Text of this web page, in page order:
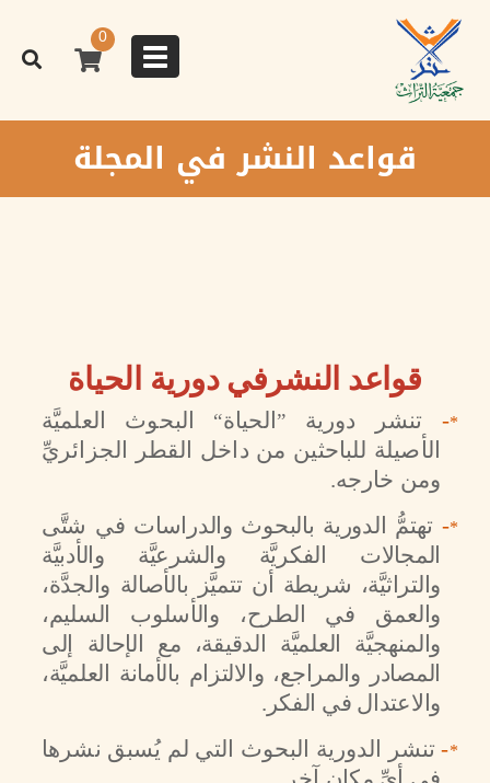
المحتوى
الرئيسي
Toggle
navigation
0
قواعد النشر في المجلة
قواعد النشرفي دورية الحياة
*
- تنشر دورية ” الحياة“ البحوث العلميَّة
الأصيلة للباحثين من داخل القطر الجزائريِّ
ومن خارجه.
*
- تهتمُّ الدورية بالبحوث والدراسات في شتَّى
المجالات الفكريَّة والشرعيَّة والأدبيَّة
والتراثيَّة، شريطة أن تتميَّز بالأصالة والجدَّة،
والعمق في الطرح، والأسلوب السليم،
والمنهجيَّة العلميَّة الدقيقة، مع الإحالة إلى
المصادر والمراجع، والالتزام بالأمانة العلميَّة،
والاعتدال في الفكر.
*
- تنشر الدورية البحوث التي لم يُسبق نشرها